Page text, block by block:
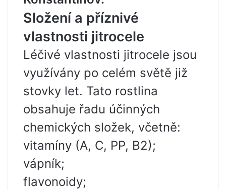
Složení a příznivé
vlastnosti jitrocele
Léčivé vlastnosti jitrocele jsou
využívány po celém světě již
stovky let. Tato rostlina
obsahuje řadu účinných
chemických složek, včetně:
vitamíny (A, C, PP, B2);
vápník;
flavonoidy;